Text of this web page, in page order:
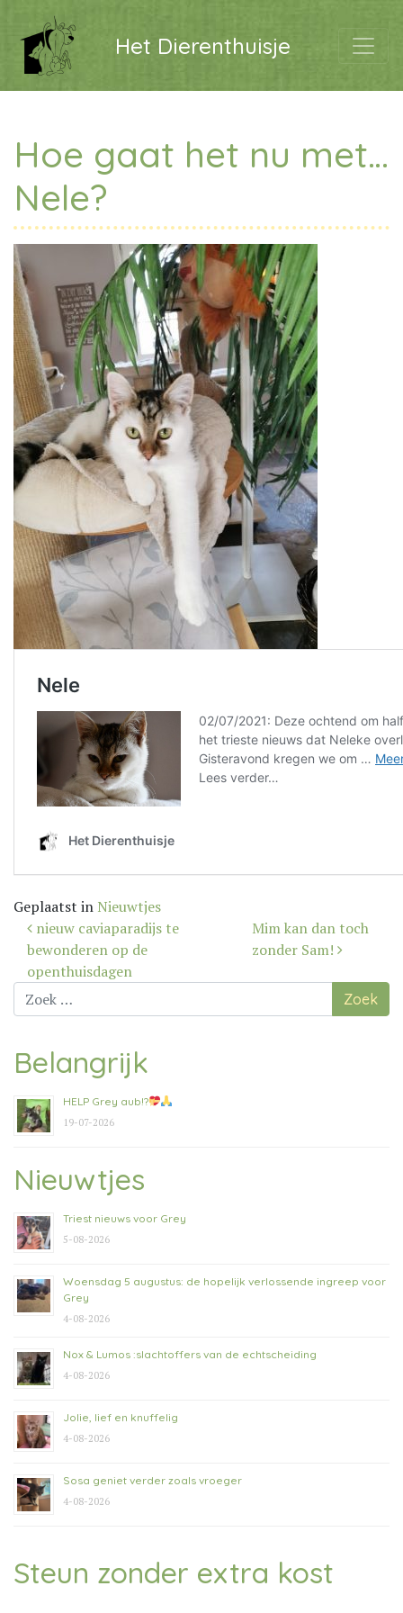
Het Dierenthuisje
Hoe gaat het nu met…
Nele?
Geplaatst in Nieuwtjes
Bericht
navigatie
nieuw caviaparadijs te
bewonderen op de
openthuisdagen
Mim kan dan toch
zonder Sam!
Zoek
naar:
Belangrijk
HELP Grey aub!?
19-07-2026
Nieuwtjes
Triest nieuws voor Grey
5-08-2026
Woensdag 5 augustus: de hopelijk verlossende ingreep voor
Grey
4-08-2026
Nox & Lumos :slachtoffers van de echtscheiding
4-08-2026
Jolie, lief en knuffelig
4-08-2026
Sosa geniet verder zoals vroeger
4-08-2026
Steun zonder extra kost